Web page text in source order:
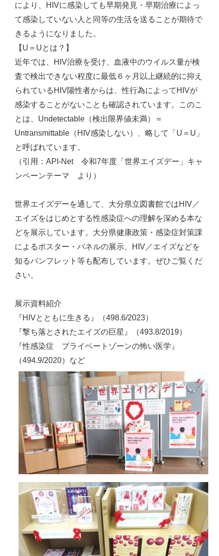
により、HIVに感染しても早期発見・早期治療によっ
て感染していない人と同等の生活を送ることが期待で
きるようになりました。
【U＝Uとは？】
近年では、HIV治療を受け、血液中のウイルス量が検
査で検出できない程度に最低６ヶ月以上継続的に抑え
られているHIV陽性者からは、性行為によってHIVが
感染することがないことも確認されています。このこ
とは、Undetectable（検出限界値未満）＝
Untransmittable（HIV感染しない）、略して「U＝U」
と呼ばれています。
（引用：API‐Net 令和7年度「世界エイズデー」キャ
ンペーンテーマ より）
世界エイズデーを通して、大分県立図書館ではHIV／
エイズをはじめとする性感染症への理解を深める本な
どを展示しています。大分県健康政策・感染症対策課
によるポスター・パネルの展示、HIV／エイズなどを
知るパンフレット等も配布しています。ぜひご覧くだ
さい。
展示資料紹介
『HIVとともに生きる』（498.6/2023）
『撃ち落とされたエイズの巨星』（493.8/2019）
『性感染症 プライベートゾーンの怖い医学』
（494.9/2020）など